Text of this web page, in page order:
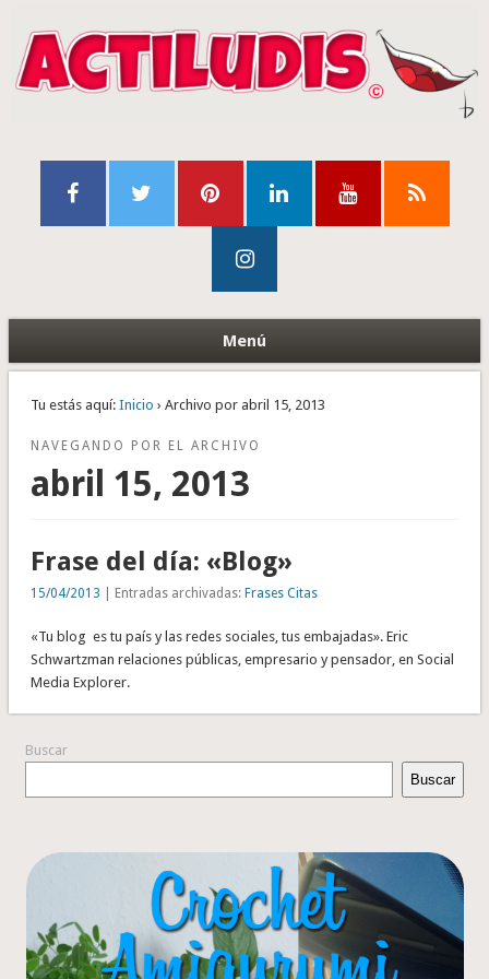
Menú
Tu estás aquí: Inicio › Archivo por abril 15, 2013
NAVEGANDO POR EL ARCHIVO
abril 15, 2013
Frase del día: «Blog»
15/04/2013 | Entradas archivadas: Frases Citas
«Tu blog es tu país y las redes sociales, tus embajadas». Eric
Schwartzman relaciones públicas, empresario y pensador, en Social
Media Explorer.
Buscar
Buscar